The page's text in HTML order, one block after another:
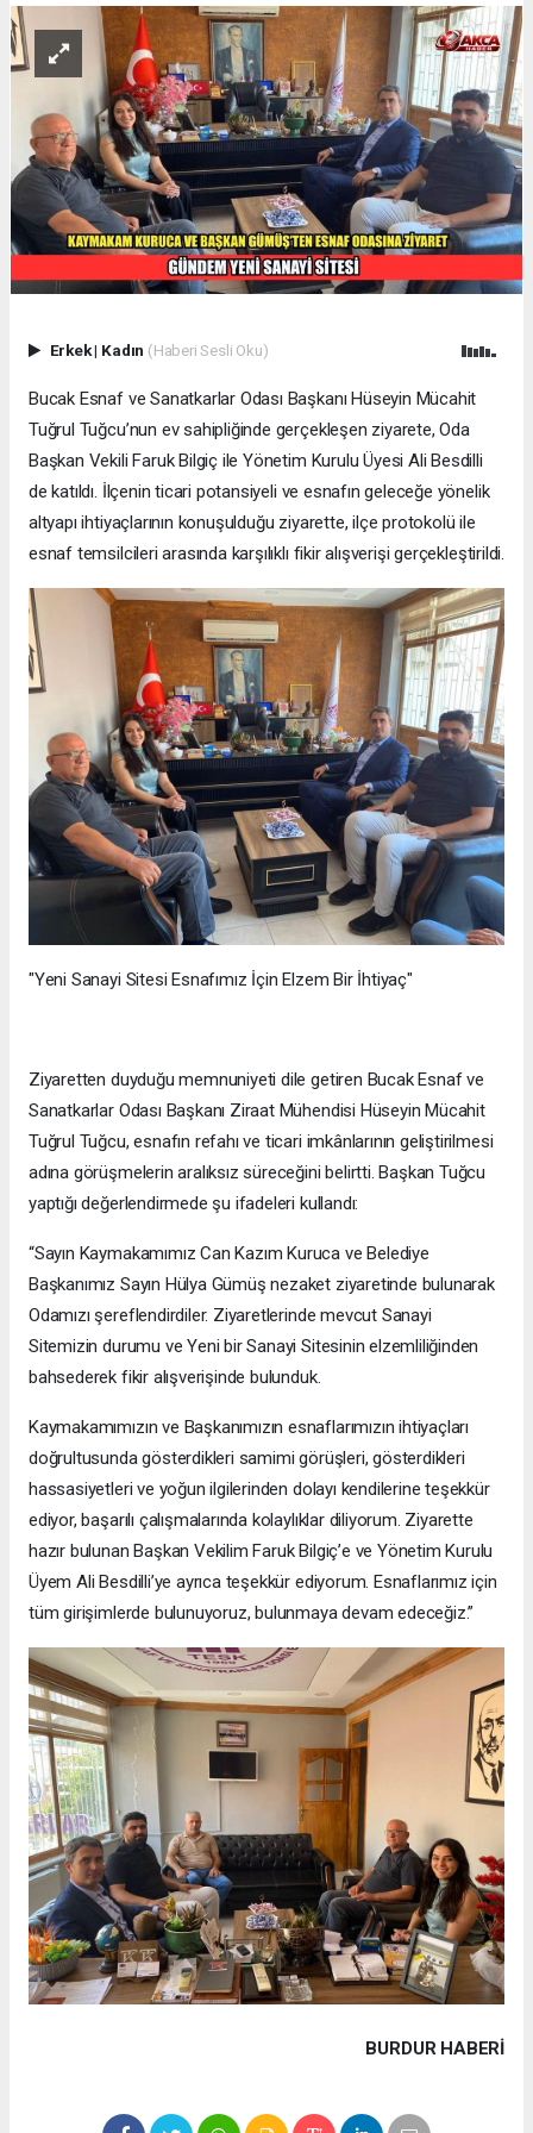
Erkek| Kadın (Haberi Sesli Oku)
Bucak Esnaf ve Sanatkarlar Odası Başkanı Hüseyin Mücahit
Tuğrul Tuğcu’nun ev sahipliğinde gerçekleşen ziyarete, Oda
Başkan Vekili Faruk Bilgiç ile Yönetim Kurulu Üyesi Ali Besdilli
de katıldı. İlçenin ticari potansiyeli ve esnafın geleceğe yönelik
altyapı ihtiyaçlarının konuşulduğu ziyarette, ilçe protokolü ile
esnaf temsilcileri arasında karşılıklı fikir alışverişi gerçekleştirildi.
"Yeni Sanayi Sitesi Esnafımız İçin Elzem Bir İhtiyaç"
Ziyaretten duyduğu memnuniyeti dile getiren Bucak Esnaf ve
Sanatkarlar Odası Başkanı Ziraat Mühendisi Hüseyin Mücahit
Tuğrul Tuğcu, esnafın refahı ve ticari imkânlarının geliştirilmesi
adına görüşmelerin aralıksız süreceğini belirtti. Başkan Tuğcu
yaptığı değerlendirmede şu ifadeleri kullandı:
“Sayın Kaymakamımız Can Kazım Kuruca ve Belediye
Başkanımız Sayın Hülya Gümüş nezaket ziyaretinde bulunarak
Odamızı şereflendirdiler. Ziyaretlerinde mevcut Sanayi
Sitemizin durumu ve Yeni bir Sanayi Sitesinin elzemliliğinden
bahsederek fikir alışverişinde bulunduk.
Kaymakamımızın ve Başkanımızın esnaflarımızın ihtiyaçları
doğrultusunda gösterdikleri samimi görüşleri, gösterdikleri
hassasiyetleri ve yoğun ilgilerinden dolayı kendilerine teşekkür
ediyor, başarılı çalışmalarında kolaylıklar diliyorum. Ziyarette
hazır bulunan Başkan Vekilim Faruk Bilgiç’e ve Yönetim Kurulu
Üyem Ali Besdilli’ye ayrıca teşekkür ediyorum. Esnaflarımız için
tüm girişimlerde bulunuyoruz, bulunmaya devam edeceğiz.”
BURDUR HABERİ